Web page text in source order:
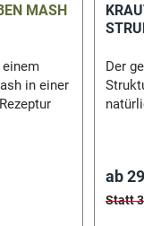
MASH
einem
in einer
Der
ab
Statt